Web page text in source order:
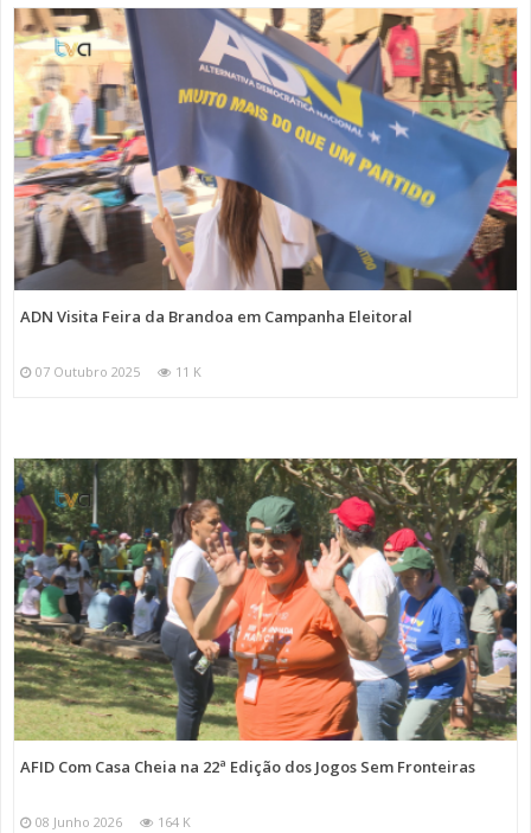
ADN Visita Feira da Brandoa em Campanha Eleitoral
07 Outubro 2025 11 K
AFID Com Casa Cheia na 22ª Edição dos Jogos Sem Fronteiras
08 Junho 2026 164 K